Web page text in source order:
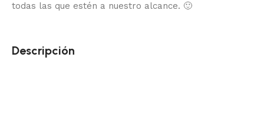
todas las que estén a nuestro alcance. 🙂
Descripción